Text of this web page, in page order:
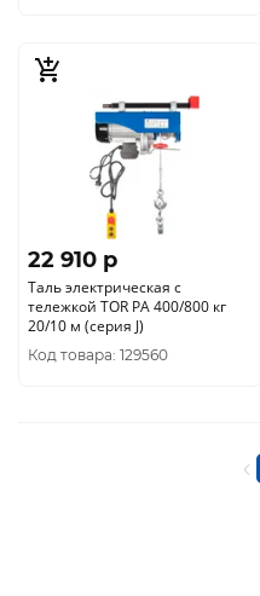
22 910 p
Таль электрическая с
тележкой TOR PA 400/800 кг
20/10 м (серия J)
Код товара: 129560